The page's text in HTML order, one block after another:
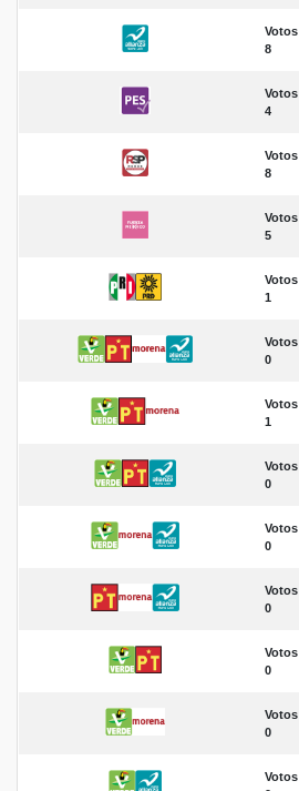
Votos
8
Votos
4
Votos
8
Votos
5
Votos
1
Votos
0
Votos
1
Votos
0
Votos
0
Votos
0
Votos
0
Votos
0
Votos